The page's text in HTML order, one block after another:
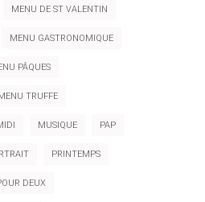
MENU DE ST VALENTIN
MENU GASTRONOMIQUE
PÂQUES
TRUFFE
MUSIQUE PAP
PRINTEMPS
DEUX